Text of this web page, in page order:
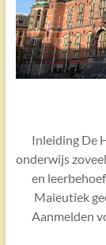
Inleiding De
onderwijs
en
Maieutiek
Aanmelden